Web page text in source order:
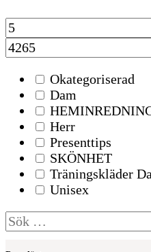
Okategoriserad
Dam
Herr
Presenttips
SKÖNHET
Träningskläder
Unisex
Sök
efter: